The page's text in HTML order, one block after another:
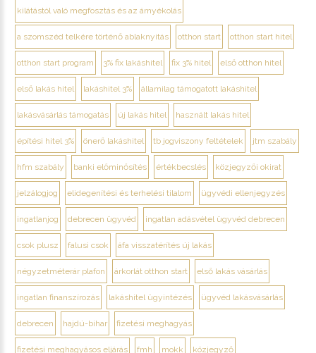
kilátástól való megfosztás és az árnyékolás
a szomszéd telkére történő ablaknyitás otthon start otthon start hitel
otthon start program 3% fix lakáshitel fix 3% hitel első otthon hitel
első lakás hitel lakáshitel 3% államilag támogatott lakáshitel
lakásvásárlás támogatás új lakás hitel használt lakás hitel
építési hitel 3% önerő lakáshitel tb jogviszony feltételek jtm szabály
hfm szabály banki előminősítés értékbecslés közjegyzői okirat
jelzálogjog elidegenítési és terhelési tilalom ügyvédi ellenjegyzés
ingatlanjog debrecen ügyvéd ingatlan adásvétel ügyvéd debrecen
csok plusz falusi csok áfa visszatérítés új lakás
négyzetméterár plafon árkorlát otthon start első lakás vásárlás
ingatlan finanszírozás lakáshitel ügyintézés ügyvéd lakásvásárlás
debrecen hajdú-bihar fizetési meghagyás
fizetési meghagyásos eljárás fmh mokk közjegyző